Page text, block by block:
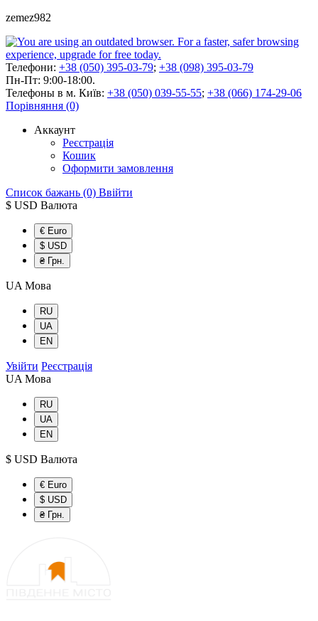
zemez982
Телефони: +38 (050) 395-03-79; +38 (098) 395-03-79
Пн-Пт: 9:00-18:00.
Телефоны в м. Київ: +38 (050) 039-55-55; +38 (066) 174-29-06
Порівняння (0)
Аккаунт
Реєстрація
Кошик
Оформити замовлення
Список бажань (0) Ввійти
$ USD Валюта
€ Euro
$ USD
₴ Грн.
UA Мова
RU
UA
EN
Увійти Реєстрація
UA Мова
RU
UA
EN
$ USD Валюта
€ Euro
$ USD
₴ Грн.